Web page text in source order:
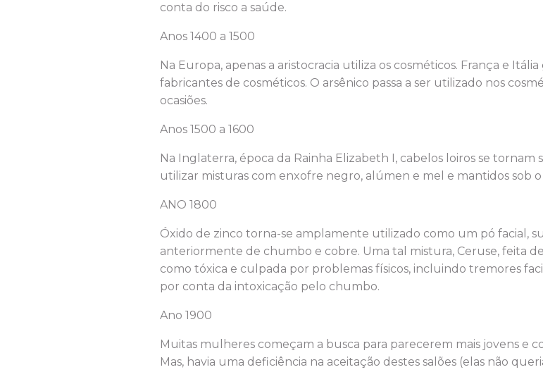
conta do risco a saúde.
Anos 1400 a 1500
Na Europa, apenas a aristocracia utiliza os cosméticos. França e
fabricantes de cosméticos. O arsênico passa a ser utilizado nos
ocasiões.
Anos 1500 a 1600
Na Inglaterra, época da Rainha Elizabeth I, cabelos loiros se
utilizar misturas com enxofre negro, alúmen e mel e mantidos sob
ANO 1800
Óxido de zinco torna-se amplamente utilizado como um pó facial,
anteriormente de chumbo e cobre. Uma tal mistura, Ceruse, feita
como tóxica e culpada por problemas físicos, incluindo tremores
por conta da intoxicação pelo chumbo.
Ano 1900
Muitas mulheres começam a busca para parecerem mais jovens e
Mas, havia uma deficiência na aceitação destes salões (elas não